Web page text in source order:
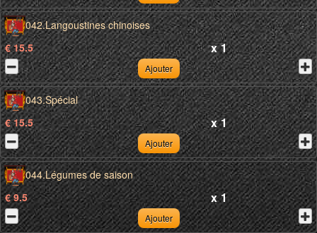
042.Langoustines chinoises
€ 15.5
x 1
Ajouter
043.Spécial
€ 15.5
x 1
Ajouter
044.Légumes de saison
€ 9.5
x 1
Ajouter